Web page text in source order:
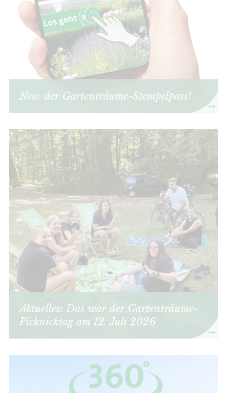
Neu: der Gartenträume-Stempelpass!
Aktuelles: Das war der Gartenträume-
Picknicktag am 12. Juli 2026